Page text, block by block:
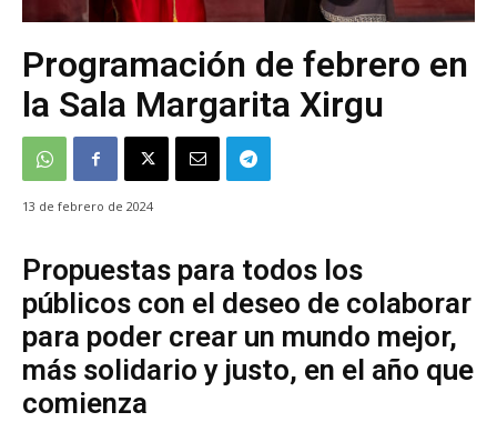
Programación de febrero en
la Sala Margarita Xirgu
13 de febrero de 2024
Propuestas para todos los
públicos con el deseo de colaborar
para poder crear un mundo mejor,
más solidario y justo, en el año que
comienza